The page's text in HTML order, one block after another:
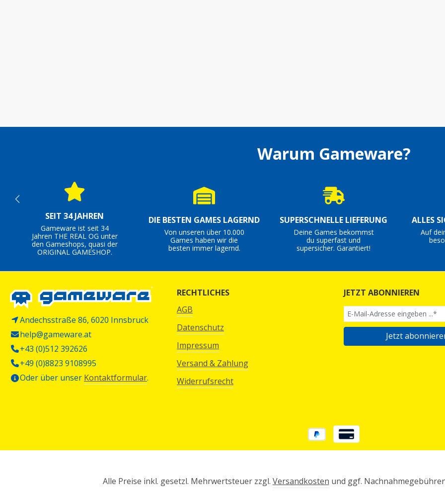
Warum Gameware?
SEIT 34 JAHREN
Gameware ist seit 34
Jahren THE REAL OG unter
den Gameshops, quasi der
ORIGINAL GAMESHOP.
DIE BESTEN GAMES LAGERND
Von unseren über 10.000
Games haben wir die
besten immer lagernd.
SUPERSCHNELLE LIEFERUNG
Deine Games bekommst
du superfast und
supersicher. Garantiert!
ALLES
Auf
Andechsstraße 86, 6020 Innsbruck
help@gameware.at
+43 (0)512 392626
+49 (0)8823 9108995
Oder über unser Kontaktformular.
RECHTLICHES
AGB
Datenschutz
Impressum
Versand & Zahlung
Widerrufsrecht
JETZT ABONNIEREN
Jetzt
Alle Preise inkl. gesetzl. Mehrwertsteuer zzgl. Versandkosten und ggf.